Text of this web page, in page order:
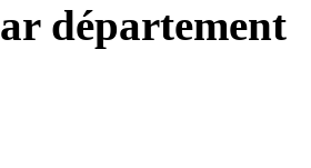
département